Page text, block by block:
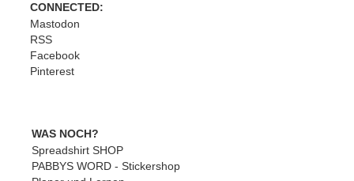
CONNECTED:
Mastodon
RSS
Facebook
Pinterest
WAS NOCH?
Spreadshirt SHOP
PABBYS WORD - Stickershop